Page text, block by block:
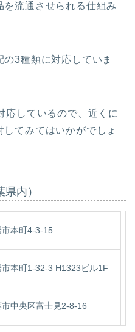
流通させられる仕組み
3種類に対応していま
応しているので、近くに
てみてはいかがでしょ
内）
本町4-3-15
本町1-32-3 H1323ビル1F
中央区富士見2-8-16